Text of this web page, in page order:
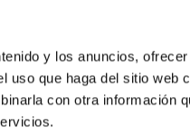
y los anuncios,
que haga del sitio web
con otra información